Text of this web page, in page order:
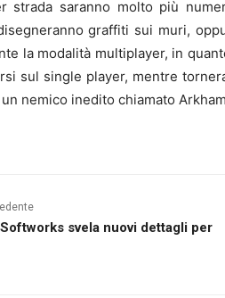
strada saranno molto più
graffiti sui muri,
la modalità multiplayer, in
sul single player, mentre
nemico inedito chiamato
svela nuovi dettagli per